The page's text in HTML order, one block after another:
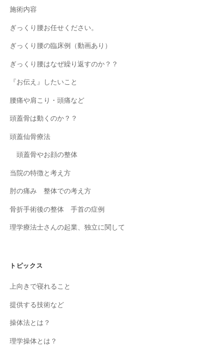
施術内容
ぎっくり腰お任せください。
ぎっくり腰の臨床例（動画あり）
ぎっくり腰はなぜ繰り返すのか？？
『お伝え』したいこと
腰痛や肩こり・頭痛など
頭蓋骨は動くのか？？
頭蓋仙骨療法
頭蓋骨やお顔の整体
当院の特徴と考え方
肘の痛み 整体での考え方
骨折手術後の整体 手首の症例
理学療法士さんの起業、独立に関して
トピックス
上向きで寝れること
提供する技術など
操体法とは？
理学操体とは？